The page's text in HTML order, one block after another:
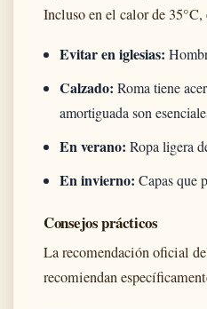
Incluso en el calor de
Evitar en iglesias:
Calzado: Roma tiene
amortiguada son
En verano: Ropa ligera
En invierno: Capas que
Consejos prácticos
La recomendación oficial
recomiendan